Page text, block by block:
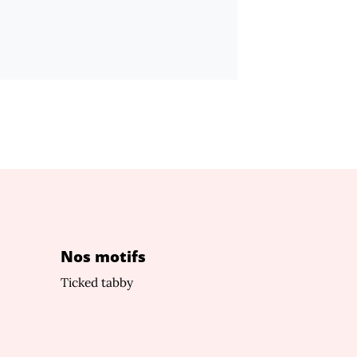
Nos motifs
Ticked tabby